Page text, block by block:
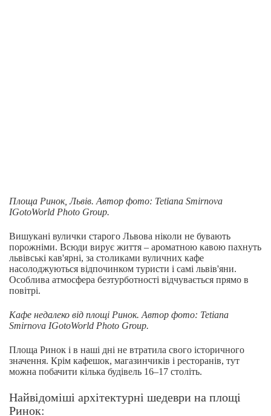
Площа Ринок, Львів. Автор фото: Tetiana Smirnova
IGotoWorld Photo Group.
Вишукані вулички старого Львова ніколи не бувають
порожніми. Всюди вирує життя – ароматною кавою пахнуть
львівські кав'ярні, за столиками вуличних кафе
насолоджуються відпочинком туристи і самі львів'яни.
Особлива атмосфера безтурботності відчувається прямо в
повітрі.
Кафе недалеко від площі Ринок. Автор фото: Tetiana
Smirnova IGotoWorld Photo Group.
Площа Ринок і в наші дні не втратила свого історичного
значення. Крім кафешок, магазинчиків і ресторанів, тут
можна побачити кілька будівель 16–17 століть.
Найвідоміші архітектурні шедеври на площі
Ринок: